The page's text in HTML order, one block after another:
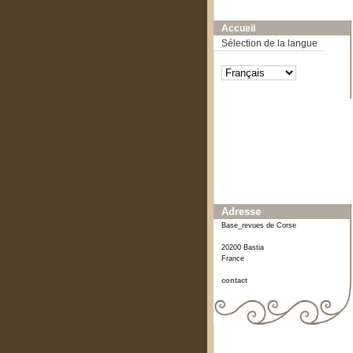
Accueil
Sélection de la langue
Adresse
Base_revues de Corse
20200 Bastia
France
contact